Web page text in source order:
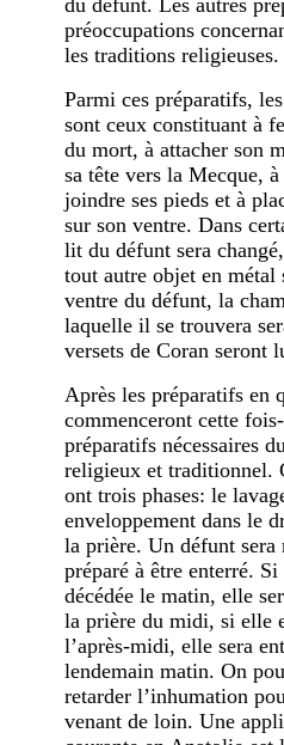
préoccupations
les traditions religieuses.
Parmi ces préparatifs,
sont ceux constituant à
du mort, à attacher son
sa tête vers la Mecque,
joindre ses pieds et à
sur son ventre. Dans
lit du défunt sera
tout autre objet en métal
ventre du défunt, la
laquelle il se trouvera
versets de Coran seront
Après les préparatifs en
commenceront cette
préparatifs nécessaires
religieux et traditionnel.
ont trois phases: le
enveloppement dans le
la prière. Un défunt sera
préparé à être enterré.
décédée le matin, elle
la prière du midi, si elle
l’après-midi, elle sera
lendemain matin. On
retarder l’inhumation
venant de loin. Une